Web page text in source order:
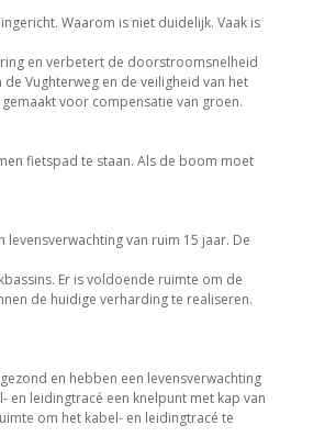
Waarom is niet duidelijk. Vaak is
en verbetert de doorstroomsnelheid
Vughterweg en de veiligheid van het
voor compensatie van groen.
fietspad te staan. Als de boom moet
van ruim 15 jaar. De
Er is voldoende ruimte om de
de huidige verharding te realiseren.
en hebben een levensverwachting
en leidingtracé een knelpunt met kap van
om het kabel- en leidingtracé te